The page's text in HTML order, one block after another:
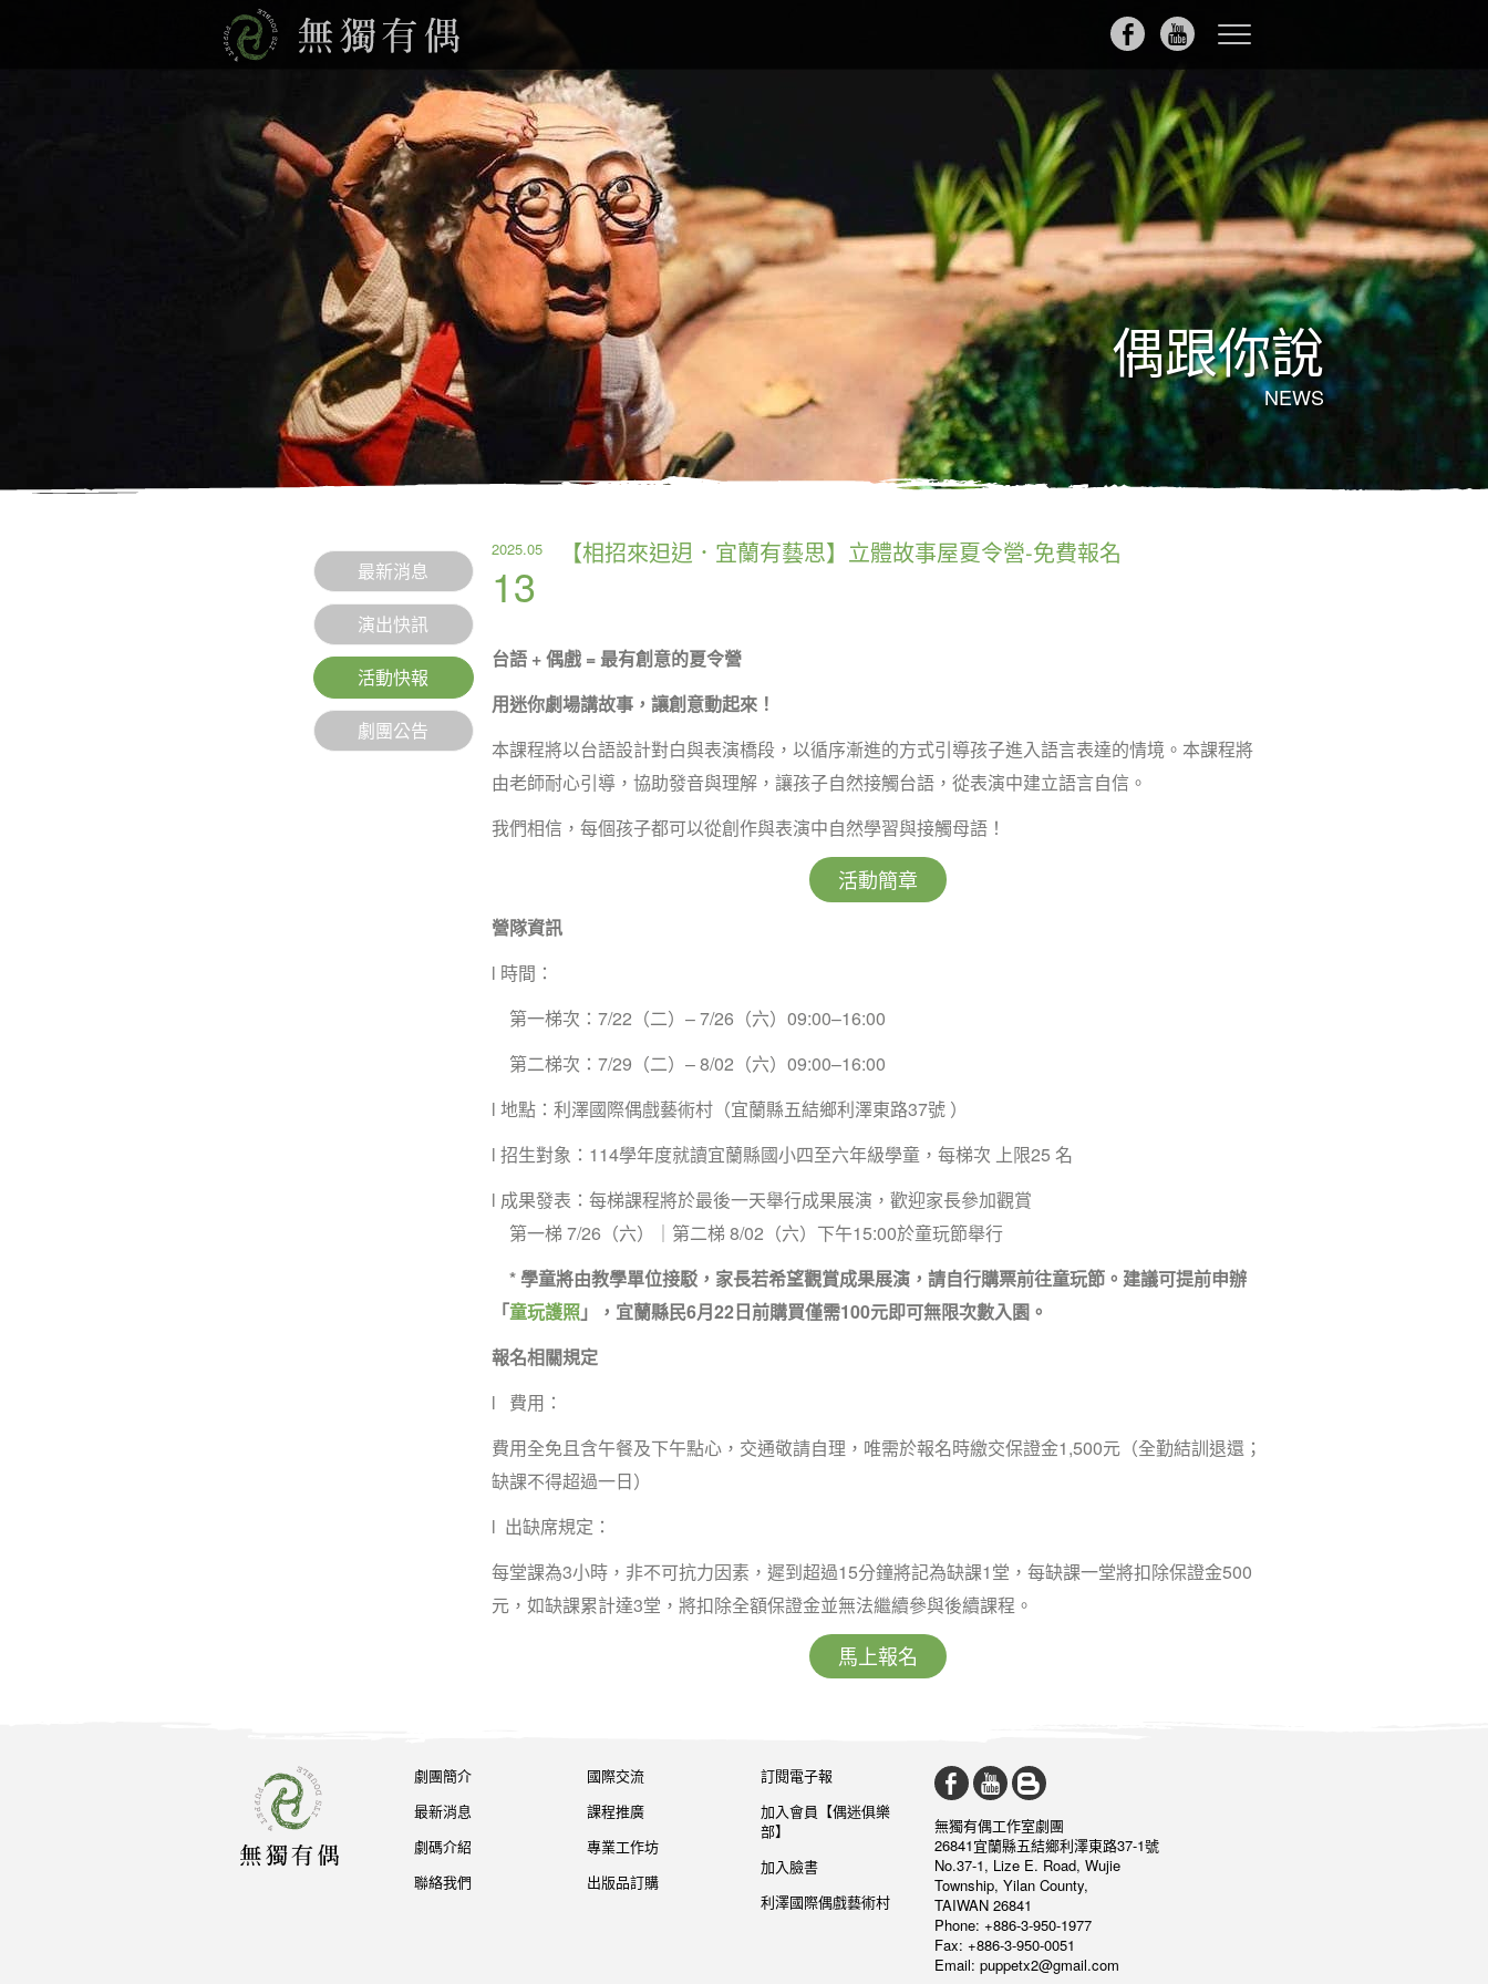
Toggle
偶跟你說
NEWS
最新消息
演出快訊
活動快報
劇團公告
2025.05
13
【相招來𨑨迌．宜蘭有藝思】立體故事屋夏令營-免費報名
台語 + 偶戲 = 最有創意的夏令營
用迷你劇場講故事，讓創意動起來！
本課程將以台語設計對白與表演橋段，以循序漸進的方式引導孩子進入語言表達的情境。本課程將
由老師耐心引導，協助發音與理解，讓孩子自然接觸台語，從表演中建立語言自信。
我們相信，每個孩子都可以從創作與表演中自然學習與接觸母語！
活動簡章
營隊資訊
l 時間：
第一梯次：7/22（二）– 7/26（六）09:00–16:00
第二梯次：7/29（二）– 8/02（六）09:00–16:00
l 地點：利澤國際偶戲藝術村（宜蘭縣五結鄉利澤東路37號 ）
l 招生對象：114學年度就讀宜蘭縣國小四至六年級學童，每梯次 上限25 名
l 成果發表：每梯課程將於最後一天舉行成果展演，歡迎家長參加觀賞
第一梯 7/26（六）｜第二梯 8/02（六）下午15:00於童玩節舉行
* 學童將由教學單位接駁，家長若希望觀賞成果展演，請自行購票前往童玩節。建議可提前申辦
「童玩護照」，宜蘭縣民6月22日前購買僅需100元即可無限次數入園。
報名相關規定
l 費用：
費用全免且含午餐及下午點心，交通敬請自理，唯需於報名時繳交保證金1,500元（全勤結訓退還；
缺課不得超過一日）
l 出缺席規定：
每堂課為3小時，非不可抗力因素，遲到超過15分鐘將記為缺課1堂，每缺課一堂將扣除保證金500
元，如缺課累計達3堂​，將扣除全額保證金並無法繼續參與後續課程。
馬上報名
劇團簡介
最新消息
劇碼介紹
聯絡我們
國際交流
課程推廣
專業工作坊
出版品訂購
訂閱電子報
加入會員【偶迷俱樂
部】
加入臉書
利澤國際偶戲藝術村
無獨有偶工作室劇團
26841宜蘭縣五結鄉利澤東路37-1號
No.37-1, Lize E. Road, Wujie
Township, Yilan County,
TAIWAN 26841
Phone: +886-3-950-1977
Fax: +886-3-950-0051
Email: puppetx2@gmail.com